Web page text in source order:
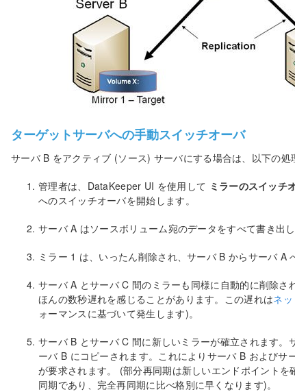
ターゲットサーバへの手動スイッチオーバ
サーバ B をアクティブ (ソース) サーバにする場合は、以下の処
管理者は、DataKeeper UI を使用して ミラーのスイッチ
へのスイッチオーバを開始します。
サーバ A はソースボリューム宛のデータをすべて書き出し
ミラー 1 は、いったん削除され、サーバ B からサーバ A
サーバ A とサーバ C 間のミラーも同様に自動的に削除さ
ほんの数秒遅れを感じることがあります。この遅れはネ
ォーマンスに基づいて発生します)。
サーバ B とサーバ C 間に新しいミラーが確立されます。
ーバ B にコピーされます。これによりサーバ B およびサ
が要求されます。 (部分再同期は新しいエンドポイント
同期であり、完全再同期に比べ格別に早くなります)。